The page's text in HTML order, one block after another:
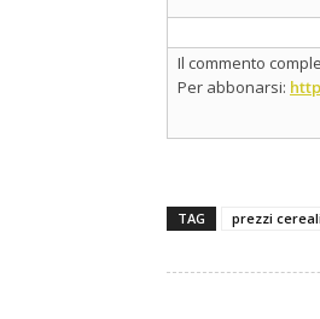
Il commento
Per abbonarsi:
TAG prezzi cereali